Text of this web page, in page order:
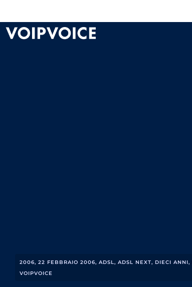
2006, 22 FEBBRAIO 2006, ADSL, ADSL NEXT, DIECI ANNI,
VOIPVOICE